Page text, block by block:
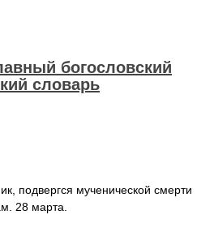
богословский
словарь
подвергся мученической смерти
28 марта.